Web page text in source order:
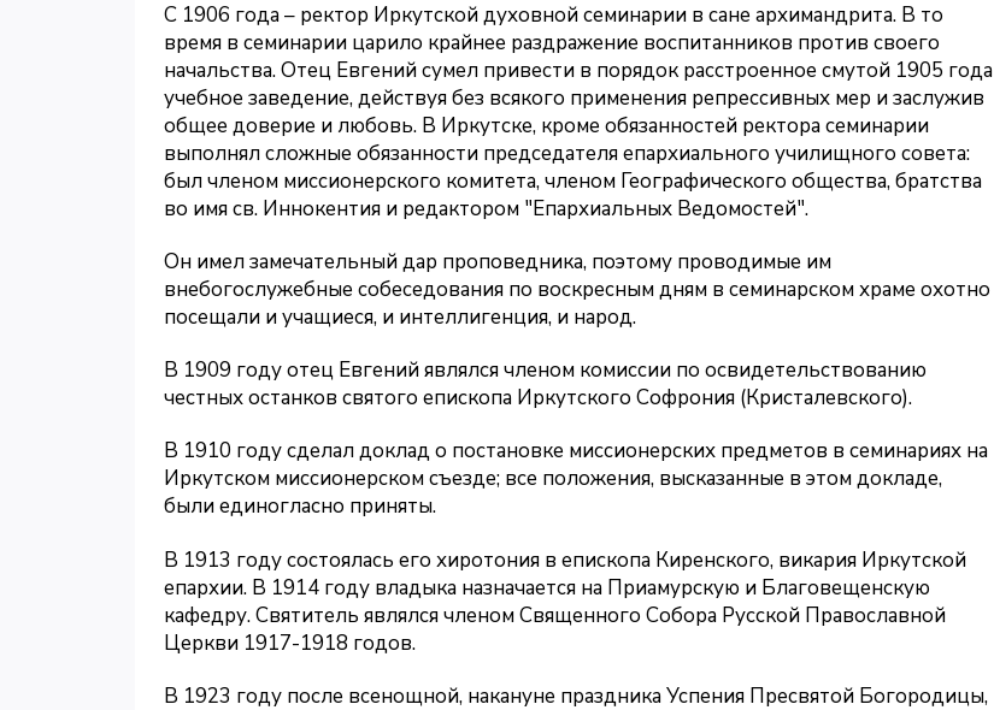
С 1906 года – ректор Иркутской духовной семинарии в сане архимандрита. В то
время в семинарии царило крайнее раздражение воспитанников против своего
начальства. Отец Евгений сумел привести в порядок расстроенное смутой 1905 года
учебное заведение, действуя без всякого применения репрессивных мер и заслужив
общее доверие и любовь. В Иркутске, кроме обязанностей ректора семинарии
выполнял сложные обязанности председателя епархиального училищного совета:
был членом миссионерского комитета, членом Географического общества, братства
во имя св. Иннокентия и редактором "Епархиальных Ведомостей".
Он имел замечательный дар проповедника, поэтому проводимые им
внебогослужебные собеседования по воскресным дням в семинарском храме охотно
посещали и учащиеся, и интеллигенция, и народ.
В 1909 году отец Евгений являлся членом комиссии по освидетельствованию
честных останков святого епископа Иркутского Софрония (Кристалевского).
В 1910 году сделал доклад о постановке миссионерских предметов в семинариях на
Иркутском миссионерском съезде; все положения, высказанные в этом докладе,
были единогласно приняты.
В 1913 году состоялась его хиротония в епископа Киренского, викария Иркутской
епархии. В 1914 году владыка назначается на Приамурскую и Благовещенскую
кафедру. Святитель являлся членом Священного Собора Русской Православной
Церкви 1917-1918 годов.
В 1923 году после всенощной, накануне праздника Успения Пресвятой Богородицы,